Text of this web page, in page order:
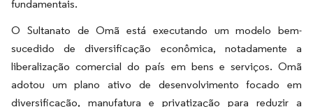
fundamentais.
O Sultanato de Omã está executando um modelo bem-
sucedido de diversificação econômica, notadamente a
liberalização comercial do país em bens e serviços. Omã
adotou um plano ativo de desenvolvimento focado em
diversificação, manufatura e privatização para reduzir a